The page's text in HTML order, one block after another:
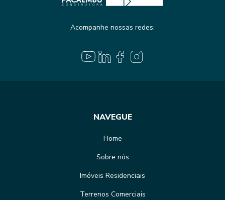
Acompanhe nossas redes:
NAVEGUE
Home
Sobre nós
Imóveis Residenciais
Terrenos Comerciais